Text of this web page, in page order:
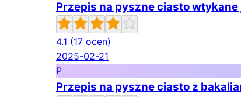
Przepis na pyszne ciasto
4.1 (17 ocen)
2025-02-21
P
Przepis na pyszne ciasto z